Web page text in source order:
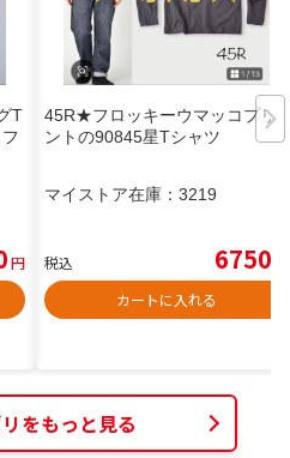
T
円
45R★フロッキーウマッコプリ
ントの90845星Tシャツ
マイストア在庫： 3219
税込 6750
カートに入れる
をもっと見る